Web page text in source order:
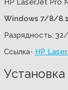
HP LaserJet Pro
Windows 7/8/
Разрядность:
Ссылка- HP